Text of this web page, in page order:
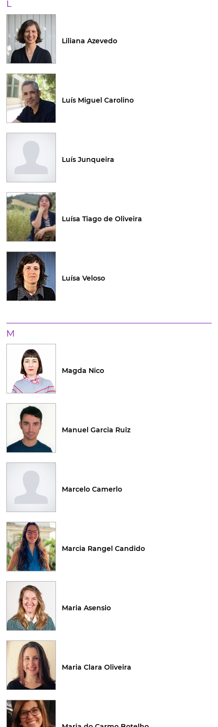
L
Liliana Azevedo
Luís Miguel Carolino
Luís Junqueira
Luísa Tiago de Oliveira
Luísa Veloso
M
Magda Nico
Manuel Garcia Ruiz
Marcelo Camerlo
Marcia Rangel Candido
Maria Asensio
Maria Clara Oliveira